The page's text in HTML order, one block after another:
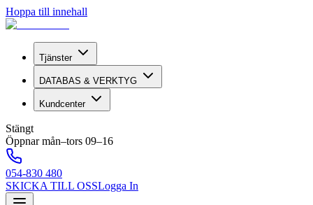
Hoppa till innehall
Tjänster
DATABAS & VERKTYG
Kundcenter
Stängt
Öppnar mån–tors 09–16
054-830 480
SKICKA TILL OSSLogga In